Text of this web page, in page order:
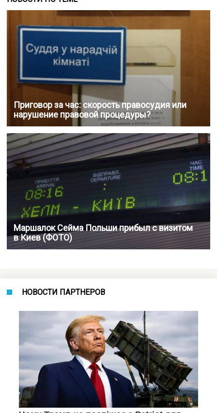
Приговор за час: скорость правосудия или
нарушение правовой процедуры?
Маршалок Сейма Польши прибыл с визитом
в Киев (ФОТО)
НОВОСТИ ПАРТНЕРОВ